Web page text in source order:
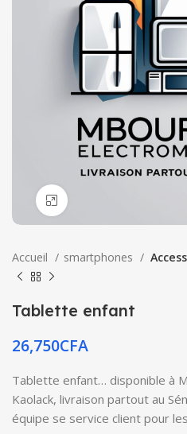
Accueil smartphones
Tablette enfant
26,750CFA
Tablette enfant… disponible à
Kaolack, livraison partout au
équipe se service client pour